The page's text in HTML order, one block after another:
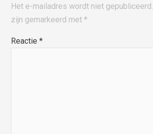
Het e-mailadres wordt niet gepubliceerd.
zijn gemarkeerd met*
Reactie*